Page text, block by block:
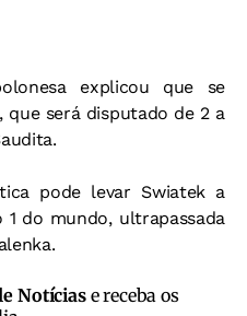
explicou que se
que será disputado de 2 a
pode levar Swiatek a
do mundo, ultrapassada
Notíciase receba os